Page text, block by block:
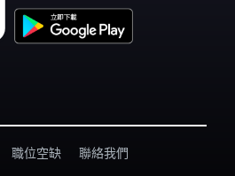
職位空缺 聯絡我們